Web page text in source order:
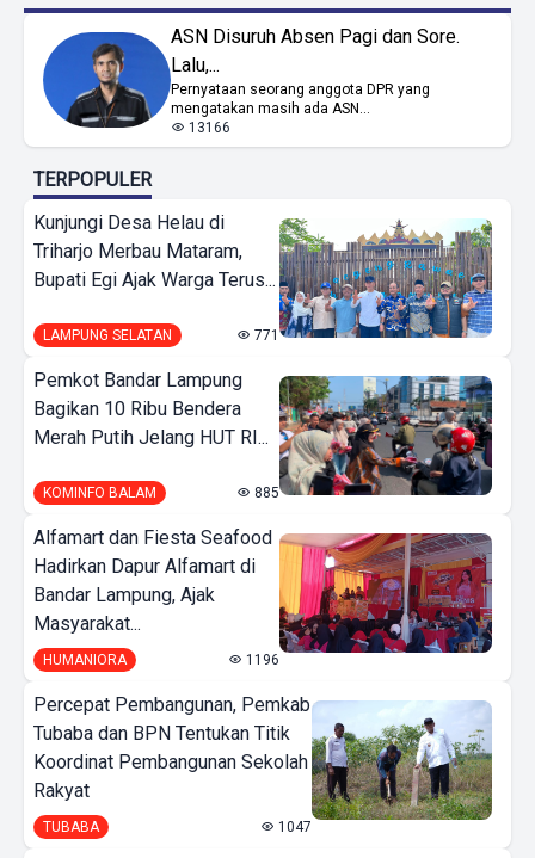
ASN Disuruh Absen Pagi dan Sore.
Lalu,...
Pernyataan seorang anggota DPR yang
mengatakan masih ada ASN...
13166
TERPOPULER
Kunjungi Desa Helau di
Triharjo Merbau Mataram,
Bupati Egi Ajak Warga Terus...
LAMPUNG SELATAN 771
Pemkot Bandar Lampung
Bagikan 10 Ribu Bendera
Merah Putih Jelang HUT RI...
KOMINFO BALAM 885
Alfamart dan Fiesta Seafood
Hadirkan Dapur Alfamart di
Bandar Lampung, Ajak
Masyarakat...
HUMANIORA 1196
Percepat Pembangunan, Pemkab
Tubaba dan BPN Tentukan Titik
Koordinat Pembangunan Sekolah
Rakyat
TUBABA 1047